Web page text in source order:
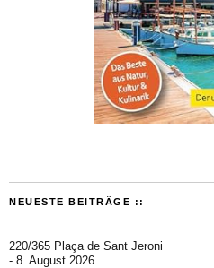
NEUESTE BEITRÄGE ::
220/365 Plaça de Sant Jeroni
8. August 2026